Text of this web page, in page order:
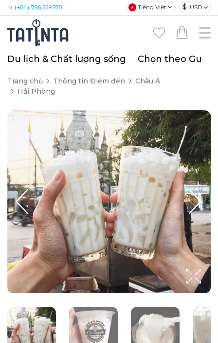
M: (+84) 786 359 178 Tiếng Việt $ USD
Du lịch & Chất lượng sống Chọn theo Gu
Trang chủ Thông tin Điểm đến
Châu Á
Hải Phòng